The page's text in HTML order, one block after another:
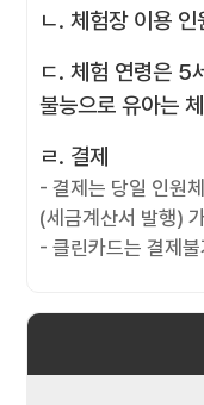
ㄴ. 체험장 이용
ㄷ. 체험 연령은 5
불능으로 유아는
ㄹ. 결제
- 결제는 당일 인원
(세금계산서 발행)
- 클린카드는 결제